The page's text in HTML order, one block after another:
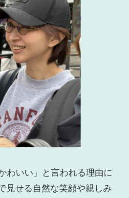
わいい」と言われる理由に
見せる自然な笑顔や親しみ